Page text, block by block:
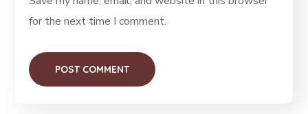
for the next time I comment.